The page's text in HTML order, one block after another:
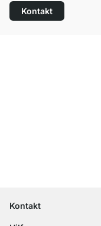
Kontakt
Kontakt
contact@regalraum.com